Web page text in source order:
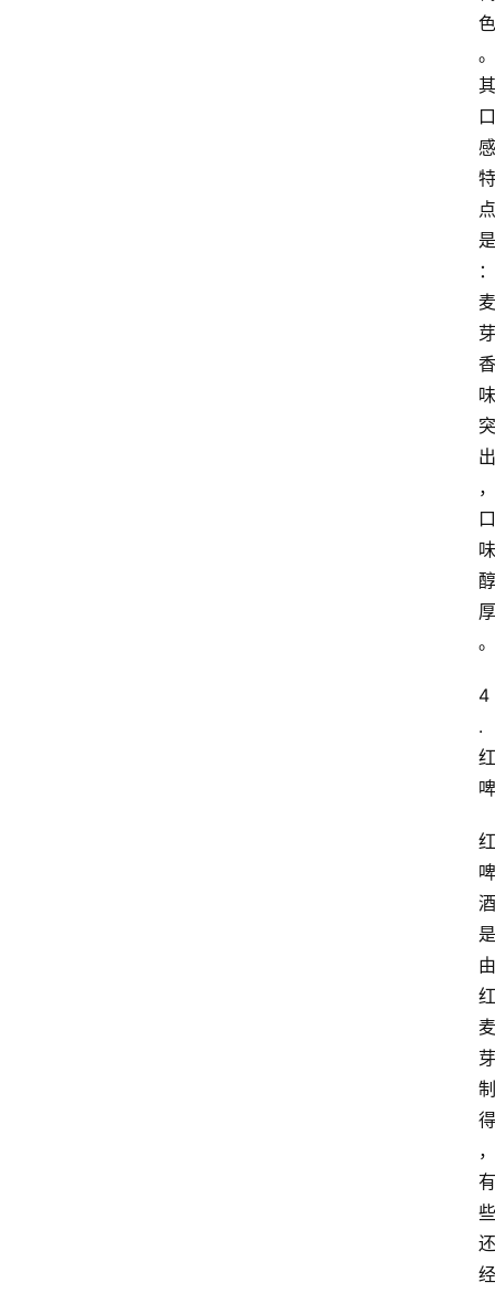
色
。
其
口
感
特
点
是
：
麦
芽
香
味
突
出
，
口
味
醇
厚
。
4
.
红
啤
红
啤
酒
是
由
红
麦
芽
制
得
，
有
些
还
经